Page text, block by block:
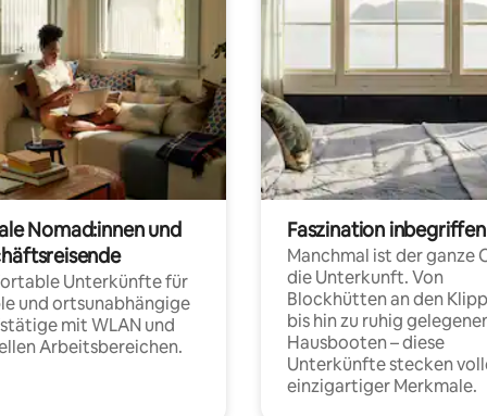
Nomad:innen und
Unterkünfte für
und ortsunabhängige
mit WLAN und
Arbeitsbereichen.
Faszination inbegriffen
Manchmal ist der ganze
die Unterkunft. Von
Blockhütten an den
bis hin zu ruhig
Hausbooten – diese
Unterkünfte stecken
einzigartiger Merkmale.